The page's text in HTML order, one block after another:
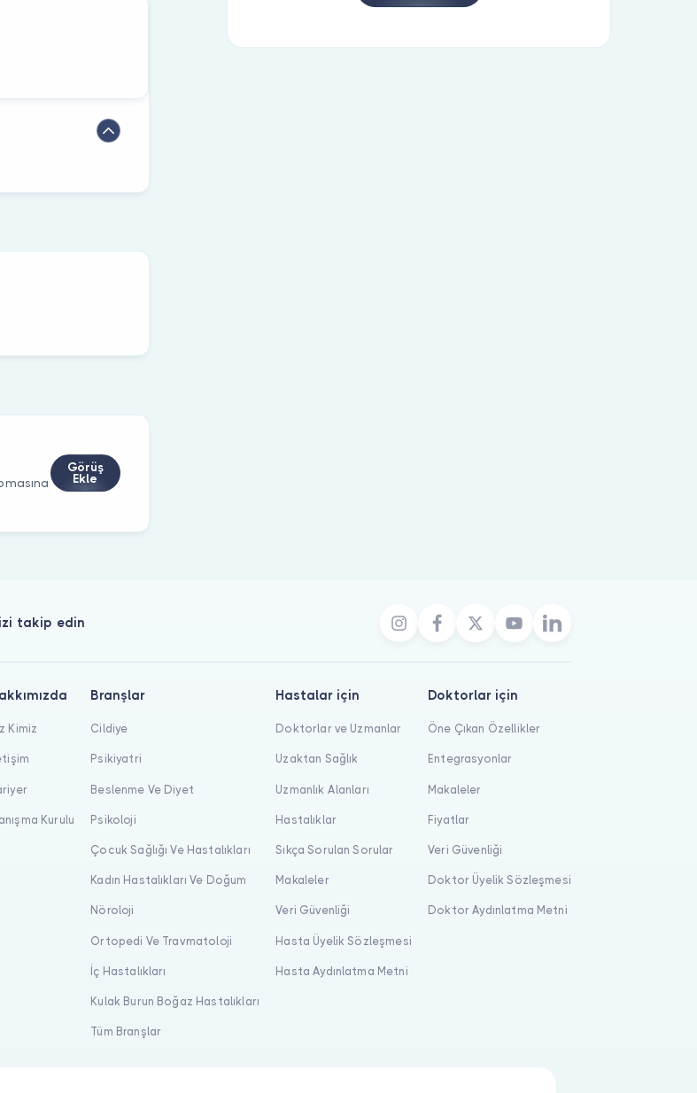
Görüş
Ekle
takip edin
Kimiz
Kurulu
Branşlar
Cildiye
Psikiyatri
Beslenme Ve Diyet
Psikoloji
Çocuk Sağlığı Ve Hastalıkları
Kadın Hastalıkları Ve Doğum
Nöroloji
Ortopedi Ve Travmatoloji
İç Hastalıkları
Kulak Burun Boğaz Hastalıkları
Tüm Branşlar
Hastalar için
Doktorlar ve Uzmanlar
Uzaktan Sağlık
Uzmanlık Alanları
Hastalıklar
Sıkça Sorulan Sorular
Makaleler
Veri Güvenliği
Hasta Üyelik Sözleşmesi
Hasta Aydınlatma Metni
Doktorlar için
Öne Çıkan Özellikler
Entegrasyonlar
Makaleler
Fiyatlar
Veri Güvenliği
Doktor Üyelik Sözleşmesi
Doktor Aydınlatma Metni